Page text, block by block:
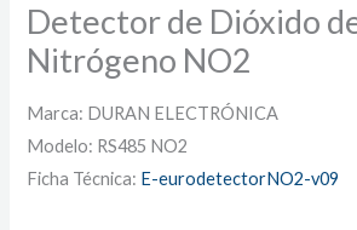
Detector de Dióxido
Nitrógeno NO2
Marca: DURAN ELECTRÓNICA
Modelo: RS485 NO2
Ficha Técnica: E-eurodetectorNO2-v09